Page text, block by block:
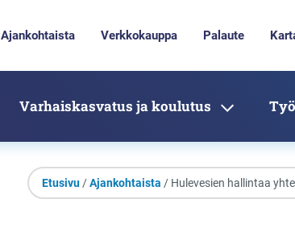
Ajankohtaista Verkkokauppa Palaute
Varhaiskasvatus ja koulutus
Etusivu/Ajankohtaista / Hulevesien hallintaa